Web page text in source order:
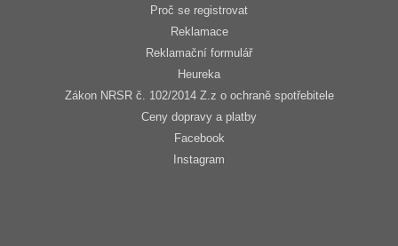
Proč se registrovat
Reklamace
Reklamační formulář
Heureka
Zákon NRSR č. 102/2014 Z.z o ochraně spotřebitele
Ceny dopravy a platby
Facebook
Instagram